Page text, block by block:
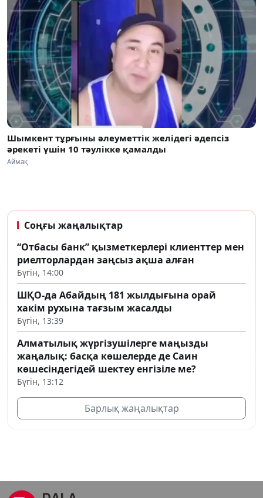
Шымкент тұрғыны әлеуметтік желідегі әдепсіз
әрекеті үшін 10 тәулікке қамалды
Аймақ
Соңғы жаңалықтар
“Отбасы банк” қызметкерлері клиенттер мен
риелторлардан заңсыз ақша алған
Бүгін, 14:00
ШҚО-да Абайдың 181 жылдығына орай
хакім рухына тағзым жасалды
Бүгін, 13:39
Алматылық жүргізушілерге маңызды
жаңалық: басқа көшелерде де Саин
көшесіндегідей шектеу енгізіле ме?
Бүгін, 13:12
Барлық жаңалықтар